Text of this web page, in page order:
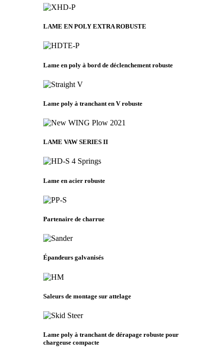
LAME EN POLY EXTRA ROBUSTE
Lame en poly à bord de déclenchement robuste
Lame poly à tranchant en V robuste
LAME VAW SERIES II
Lame en acier robuste
Partenaire de charrue
Épandeurs galvanisés
Saleurs de montage sur attelage
Lame poly à tranchant de dérapage robuste pour
chargeuse compacte